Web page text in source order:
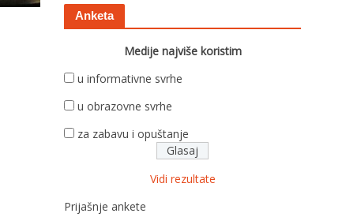
Anketa
Medije najviše koristim
u informativne svrhe
u obrazovne svrhe
za zabavu i opuštanje
Vidi rezultate
Prijašnje ankete